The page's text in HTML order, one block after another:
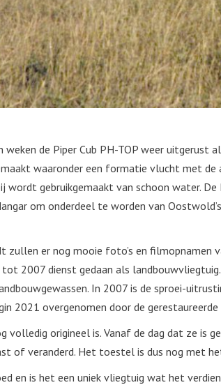
de Piper Cub PH-TOP weer uitgerust
waaronder een formatie vlucht met de
wordt gebruikgemaakt van schoon water.
om onderdeel te worden van
zullen er nog mooie foto’s en
2007 dienst gedaan als
In 2007 is de sproei-
2021 overgenomen door de gerestaureerde
volledig origineel is. Vanaf de dag dat ze is
of veranderd. Het toestel is dus nog met
en is het een uniek vliegtuig wat het